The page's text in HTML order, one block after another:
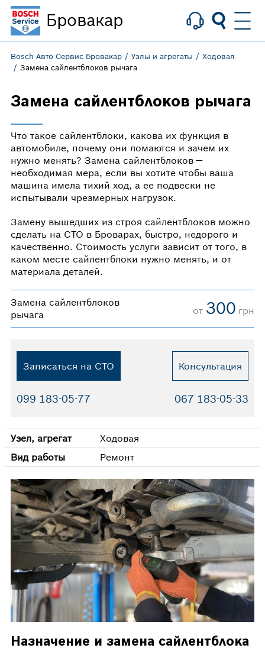
Bosch Авто Сервис Бровакар Узлы и агрегаты
Ходовая
Замена сайлентблоков рычага
Замена сайлентблоков рычага
Что такое сайлентблоки, какова их функция в
автомобиле, почему они ломаются и зачем их
нужно менять? Замена сайлентблоков —
необходимая мера, если вы хотите чтобы ваша
машина имела тихий ход, а ее подвески не
испытывали чрезмерных нагрузок.
Замену вышедших из строя сайлентблоков можно
сделать на СТО в Броварах, быстро, недорого и
качественно. Стоимость услуги зависит от того, в
каком месте сайлентблоки нужно менять, и от
материала деталей.
Замена сайлентблоков
рычага
от 300 грн
Записаться на СТО Консультация
099 183-05-77 067 183-05-33
Узел, агрегат
Ходовая
Вид работы
Ремонт
Назначение и замена сайлентблока
Бровакар